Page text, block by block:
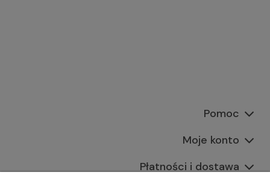
Pomoc
Moje konto
Płatności i dostawa